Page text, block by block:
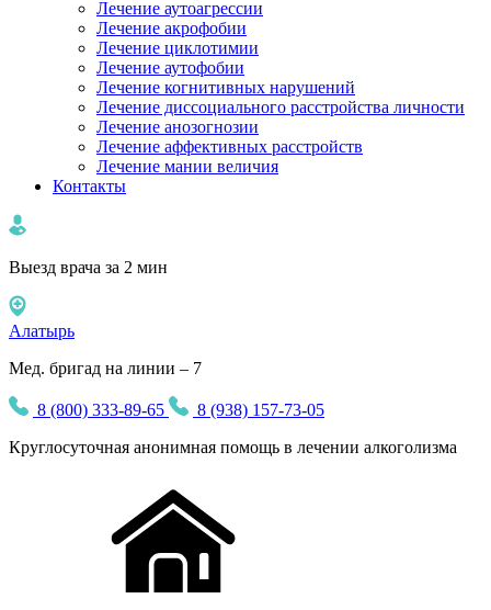
Лечение аутоагрессии
Лечение акрофобии
Лечение циклотимии
Лечение аутофобии
Лечение когнитивных нарушений
Лечение диссоциального расстройства личности
Лечение анозогнозии
Лечение аффективных расстройств
Лечение мании величия
Контакты
Выезд врача за 2 мин
Алатырь
Мед. бригад на линии – 7
8 (800) 333-89-65
8 (938) 157-73-05
Круглосуточная анонимная помощь в лечении алкоголизма